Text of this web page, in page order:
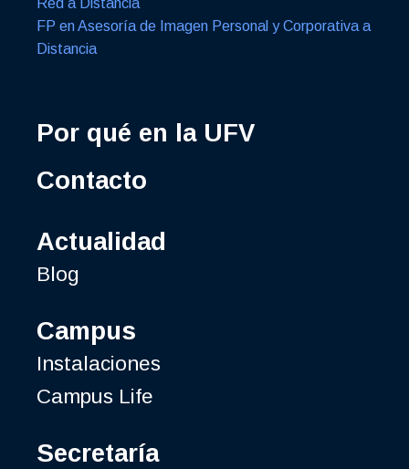
Red a Distancia
FP en Asesoría de Imagen Personal y Corporativa a
Distancia
Por qué en la UFV
Contacto
Actualidad
Blog
Campus
Instalaciones
Campus Life
Secretaría